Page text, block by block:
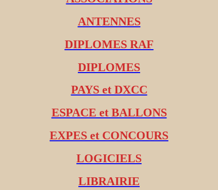
ANTENNES
DIPLOMES RAF
DIPLOMES
PAYS et DXCC
ESPACE et BALLONS
EXPES et CONCOURS
LOGICIELS
LIBRAIRIE